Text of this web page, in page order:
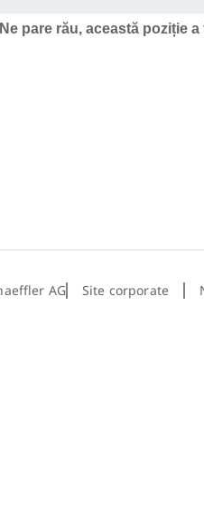
Ne pare rău, această poziție